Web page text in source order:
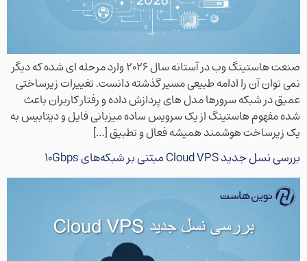
صنعت هاستینگ وب در آستانه سال ۲۰۲۶ وارد مرحله ای شده که دیگر
نمی توان آن را ادامه طبیعی مسیر گذشته دانست. تغییرات زیرساختی
عمیق در شبکه سرورها مدل های پردازش داده و رفتار کاربران باعث
شده مفهوم هاستینگ از یک سرویس ساده میزبانی فایل و دیتابیس به
یک زیرساخت هوشمند همیشه فعال و تطبیق […]
بررسی نسل جدید Cloud VPS مبتنی بر شبکه‌های ۱۰Gbps